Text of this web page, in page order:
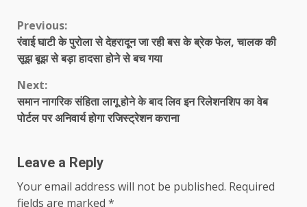
Continue
Reading
Previous:
रंवाई घाटी के पुरोला से देहरादून जा रही बस के ब्रेक फेल, चालक की
सूझ बूझ से बड़ा हादसा होने से बच गया
Next:
समान नागरिक संहिता लागू होने के बाद लिव इन रिलेशनशिप का वेब
पोर्टल पर अनिवार्य होगा रजिस्ट्रेशन कराना
Leave a Reply
Your email address will not be published. Required
fields are marked *